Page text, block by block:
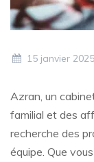
15 janvier 2025
Azran, un
familial et des
recherche des
équipe. Que